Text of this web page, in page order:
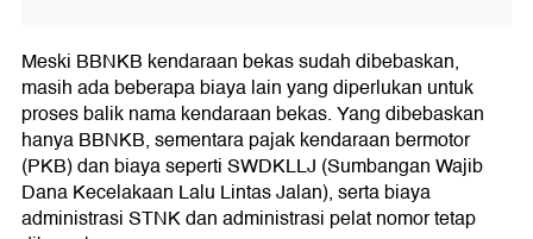
Meski BBNKB kendaraan bekas sudah dibebaskan,
masih ada beberapa biaya lain yang diperlukan untuk
proses balik nama kendaraan bekas. Yang dibebaskan
hanya BBNKB, sementara pajak kendaraan bermotor
(PKB) dan biaya seperti SWDKLLJ (Sumbangan Wajib
Dana Kecelakaan Lalu Lintas Jalan), serta biaya
administrasi STNK dan administrasi pelat nomor tetap